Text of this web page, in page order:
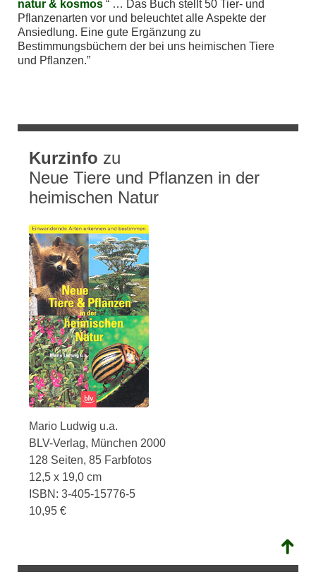
natur & kosmos … Das Buch stellt 50 Tier- und
Pflanzenarten vor und beleuchtet alle Aspekte der
Ansiedlung. Eine gute Ergänzung zu
Bestimmungsbüchern der bei uns heimischen Tiere
und Pflanzen.
Kurzinfo zu
Neue Tiere und Pflanzen in der
heimischen Natur
Mario Ludwig u.a.
BLV-Verlag, München 2000
128 Seiten, 85 Farbfotos
12,5 x 19,0 cm
ISBN: 3-405-15776-5
10,95 €